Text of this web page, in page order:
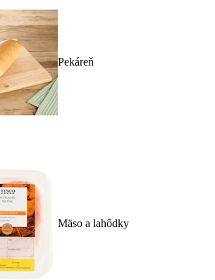
Pekáreň
Mäso a lahôdky